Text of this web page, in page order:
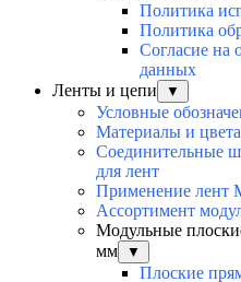
Политика
Политика
Согласие на
данных
Ленты и цепи
▼
Условные
Материалы и цвета
Соединительные
для лент
Применение лент
Ассортимент
Модульные
мм
▼
Плоские